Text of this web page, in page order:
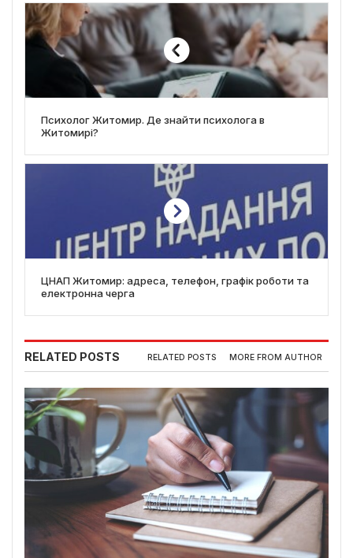
Психолог Житомир. Де знайти психолога в
Житомирі?
ЦНАП Житомир: адреса, телефон, графік роботи та
електронна черга
RELATED POSTS RELATED POSTS MORE FROM AUTHOR